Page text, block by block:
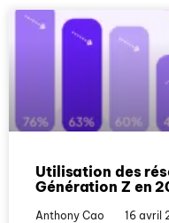
Utilisation des
Génération Z en
Anthony Cao 16 avril